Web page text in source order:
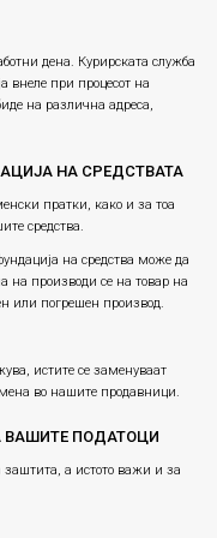
дена. Курирската служба
внеле при процесот на
на различна адреса,
НА СРЕДСТВАТА
пратки, како и за тоа
средства.
на средства може да
на производи се на товар на
или погрешен производ.
истите се заменуваат
во нашите продавници.
ВАШИТЕ ПОДАТОЦИ
а истото важи и за